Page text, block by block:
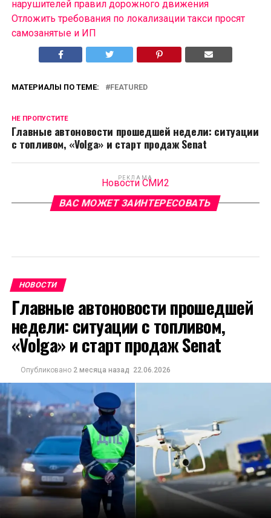
нарушителей правил дорожного движения
Отложить требования по локализации такси просят
самозанятые и ИП
МАТЕРИАЛЫ ПО ТЕМЕ: FEATURED
НЕ ПРОПУСТИТЕ
Главные автоновости прошедшей недели: ситуации
с топливом, «Volga» и старт продаж Senat
РЕКЛАМА
Новости СМИ2
ВАС МОЖЕТ ЗАИНТЕРЕСОВАТЬ
НОВОСТИ
Главные автоновости прошедшей
недели: ситуации с топливом,
«Volga» и старт продаж Senat
Опубликовано 2 месяца назад 22.06.2026